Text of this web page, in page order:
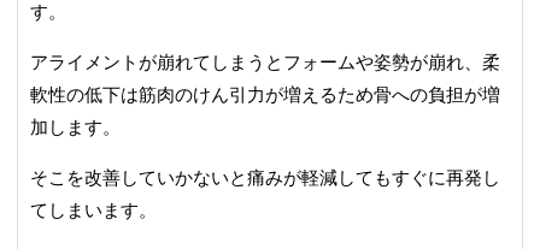
す。
アライメントが崩れてしまうとフォームや姿勢が崩れ、柔
軟性の低下は筋肉のけん引力が増えるため骨への負担が増
加します。
そこを改善していかないと痛みが軽減してもすぐに再発し
てしまいます。